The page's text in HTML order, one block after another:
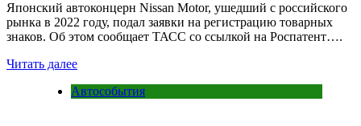
Японский автоконцерн Nissan Motor, ушедший с российского
рынка в 2022 году, подал заявки на регистрацию товарных
знаков. Об этом сообщает ТАСС со ссылкой на Роспатент….
Читать далее
Автособытия